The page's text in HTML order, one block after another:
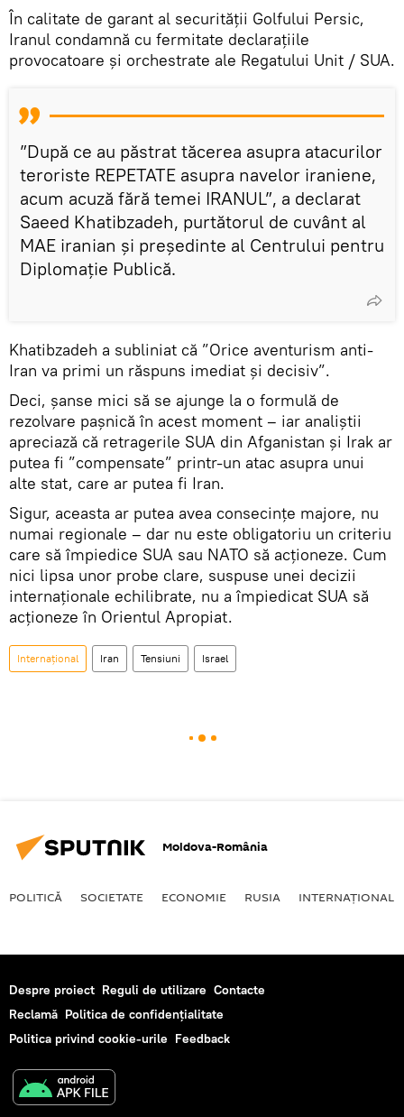
În calitate de garant al securității Golfului Persic,
Iranul condamnă cu fermitate declarațiile
provocatoare și orchestrate ale Regatului Unit / SUA.
”După ce au păstrat tăcerea asupra atacurilor
teroriste REPETATE asupra navelor iraniene,
acum acuză fără temei IRANUL”, a declarat
Saeed Khatibzadeh, purtătorul de cuvânt al
MAE iranian și președinte al Centrului pentru
Diplomație Publică.
Khatibzadeh a subliniat că ”Orice aventurism anti-
Iran va primi un răspuns imediat și decisiv”.
Deci, șanse mici să se ajunge la o formulă de
rezolvare pașnică în acest moment – iar analiștii
apreciază că retragerile SUA din Afganistan și Irak ar
putea fi ”compensate” printr-un atac asupra unui
alte stat, care ar putea fi Iran.
Sigur, aceasta ar putea avea consecințe majore, nu
numai regionale – dar nu este obligatoriu un criteriu
care să împiedice SUA sau NATO să acționeze. Cum
nici lipsa unor probe clare, suspuse unei decizii
internaționale echilibrate, nu a împiedicat SUA să
acționeze în Orientul Apropiat.
Internaţional Iran Tensiuni Israel
Moldova-România
POLITICĂ SOCIETATE ECONOMIE RUSIA INTERNAŢIONAL
Despre proiect Reguli de utilizare Contacte
Reclamă Politica de confidențialitate
Politica privind cookie-urile Feedback